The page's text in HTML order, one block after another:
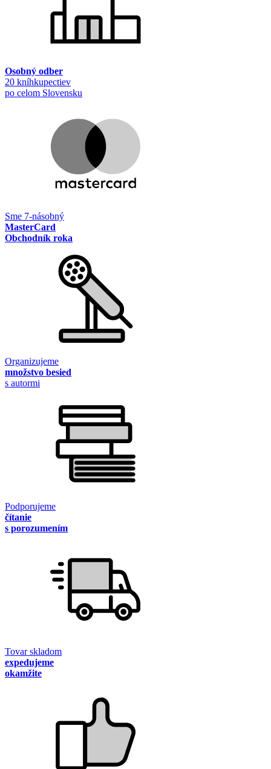
Osobný odber
20 kníhkupectiev
po celom Slovensku
Sme 7-násobný
MasterCard
Obchodník roka
Organizujeme
množstvo besied
s autormi
Podporujeme
čítanie
s porozumením
Tovar skladom
expedujeme
okamžite